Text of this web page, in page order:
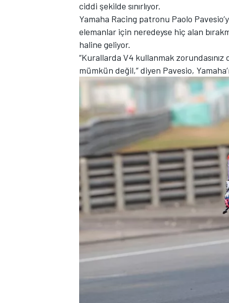
ciddi şekilde sınırlıyor.
Yamaha Racing patronu Paolo
elemanlar için neredeyse hiç alan
haline geliyor.
“Kurallarda V4 kullanmak
mümkün değil,” diyen Pavesio,